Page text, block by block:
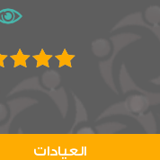
العيادات